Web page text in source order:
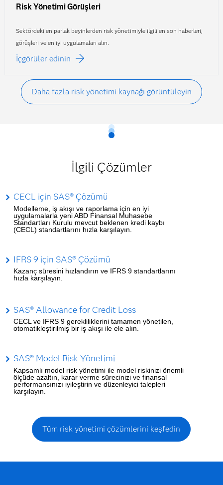
Risk Yönetimi Görüşleri
Sektördeki en parlak beyinlerden risk yönetimiyle ilgili en son haberleri,
görüşleri ve en iyi uygulamaları alın.
İçgörüler edinin
Daha fazla risk yönetimi kaynağı görüntüleyin
İlgili Çözümler
CECL için SAS® Çözümü
Modelleme, iş akışı ve raporlama için en iyi
uygulamalarla yeni ABD Finansal Muhasebe
Standartları Kurulu mevcut beklenen kredi kaybı
(CECL) standartlarını hızla karşılayın.
IFRS 9 için SAS® Çözümü
Kazanç süresini hızlandırın ve IFRS 9 standartlarını
hızla karşılayın.
SAS® Allowance for Credit Loss
CECL ve IFRS 9 gerekliliklerini tamamen yönetilen,
otomatikleştirilmiş bir iş akışı ile ele alın.
SAS® Model Risk Yönetimi
Kapsamlı model risk yönetimi ile model riskinizi önemli
ölçüde azaltın, karar verme sürecinizi ve finansal
performansınızı iyileştirin ve düzenleyici talepleri
karşılayın.
Tüm risk yönetimi çözümlerini keşfedin